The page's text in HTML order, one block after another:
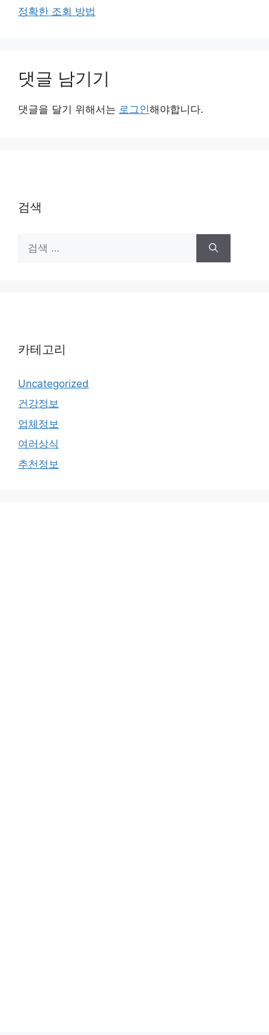
정확한 조회 방법
댓글 남기기
댓글을 달기 위해서는 로그인해야합니다.
검색
색:
카테고리
Uncategorized
건강정보
업체정보
여러상식
추천정보